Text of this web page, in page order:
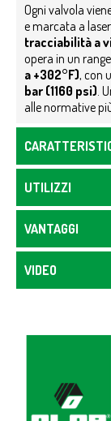
Ogni valvola
e marcata a
tracciabilità a
opera in un
a +302°F), con
bar (1160 psi) .
alle normative
UTILIZZI
VANTAGGI
VIDEO